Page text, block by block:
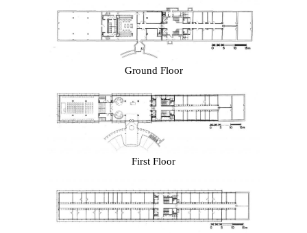
Ground Floor
First Floor